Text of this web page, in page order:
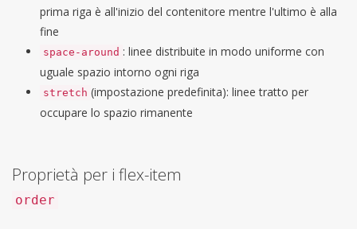
prima riga è all'inizio del contenitore mentre l'ultimo è alla
fine
space-around : linee distribuite in modo uniforme con
uguale spazio intorno ogni riga
stretch (impostazione predefinita): linee tratto per
occupare lo spazio rimanente
Proprietà per i flex-item
order